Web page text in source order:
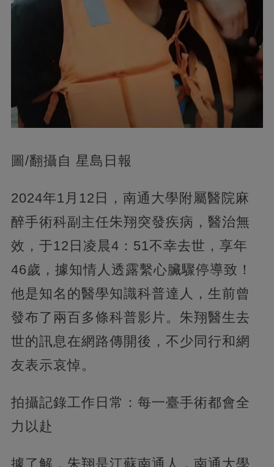
圖/翻攝自 星島日報
2024年1月12日，南通大學附屬醫院麻
醉手術科副主任朱翔突發疾病，醫治無
效，于12日凌晨4：51不幸去世，享年
46歲，據知情人透露繫心臟驟停導致！
他是知名的醫學知識科普達人，生前曾
發布了兩百多條科普影片。朱翔醫生去
世的訊息在網路傳開後，不少同行和網
友表示哀悼。
拍攝記錄工作日常：每一臺手術都會全
力以赴
據了解，朱翔是江蘇南通人，南通大學